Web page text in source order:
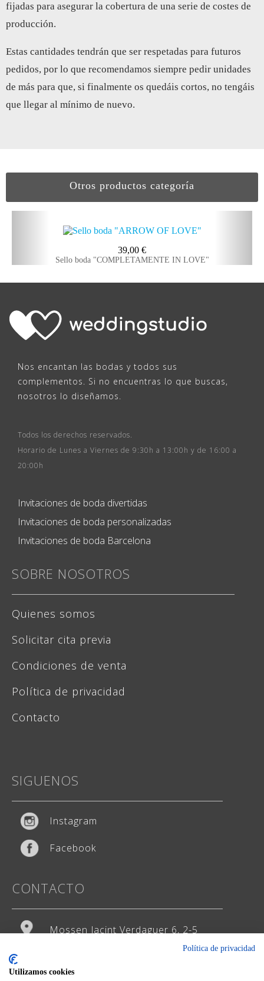
fijadas para asegurar la cobertura de una serie de costes de
producción.
Estas cantidades tendrán que ser respetadas para futuros
pedidos, por lo que recomendamos siempre pedir unidades
de más para que, si finalmente os quedáis cortos, no tengáis
que llegar al mínimo de nuevo.
Otros productos categoría
39,00 €
Sello boda "COMPLETAMENTE IN LOVE"
Nos encantan las bodas y todos sus
complementos. Si no encuentras lo que buscas,
nosotros lo diseñamos.
Todos los derechos reservados.
Horario de Lunes a Viernes de 9:30h a 13:00h y de 16:00 a
20:00h
Invitaciones de boda divertidas
Invitaciones de boda personalizadas
Invitaciones de boda Barcelona
SOBRE NOSOTROS
Quienes somos
Solicitar cita previa
Condiciones de venta
Política de privacidad
Contacto
SIGUENOS
Instagram
Facebook
CONTACTO
Mossen Jacint Verdaguer 6, 2-5
Política de privacidad
Utilizamos cookies